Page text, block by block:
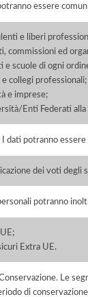
essere
e liberi
commissioni ed
e scuole di ogni
e collegi professionali;
e imprese;
Enti Federati alla
I dati potranno
dei voti degli
potranno
Extra UE.
Le
di